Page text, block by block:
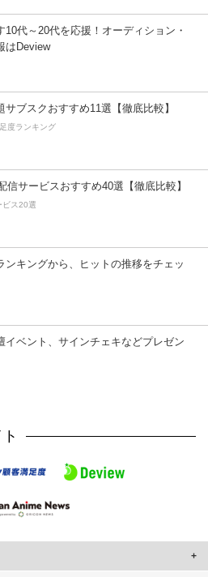
10代～20代を応援！オーディション・
はDeview
サブスクおすすめ11選【徹底比較】
度ランキング
信サービスおすすめ40選【徹底比較】
ビス20選
ンキングから、ヒットの推移をチェッ
イベント、サインチェキなどプレゼン